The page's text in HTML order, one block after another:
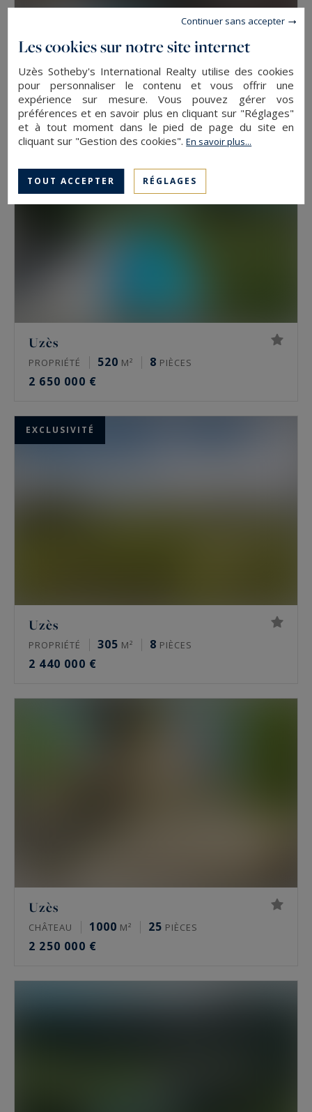
MAISON 2500M² 44PIÈCES
2 900 000 €
Uzès
PROPRIÉTÉ 520 M² 8 PIÈCES
2 650 000 €
EXCLUSIVITÉ
Uzès
PROPRIÉTÉ 305 M² 8 PIÈCES
2 440 000 €
Uzès
CHÂTEAU 1000 M² 25 PIÈCES
2 250 000 €
Les cookies sur notre site internet
Uzès Sotheby's International Realty utilise des cookies
pour personnaliser le contenu et vous offrir une
expérience sur mesure. Vous pouvez gérer vos
préférences et en savoir plus en cliquant sur "Réglages"
et à tout moment dans le pied de page du site en
cliquant sur "Gestion des cookies".En savoir plus...
TOUT ACCEPTER RÉGLAGES
Continuer sans accepter